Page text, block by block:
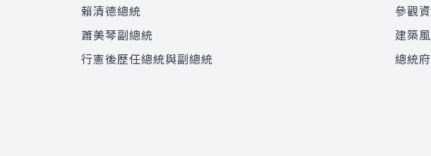
賴清德總統
蕭美琴副總統
行憲後歷任總統與副總統
參觀
建築
總統